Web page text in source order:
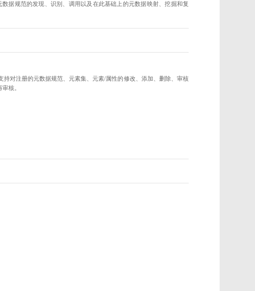
据规范的发现、识别、调用以及在此基础上的元数据映射、挖掘和复
对注册的元数据规范、元素集、元素/属性的修改、添加、删除、审核
核。